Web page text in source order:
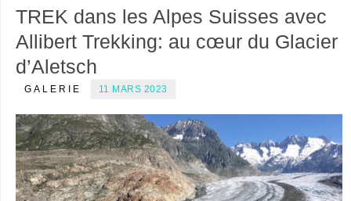
TREK dans les Alpes Suisses avec
Allibert Trekking: au cœur du Glacier
d’Aletsch
GALERIE 11 MARS 2023